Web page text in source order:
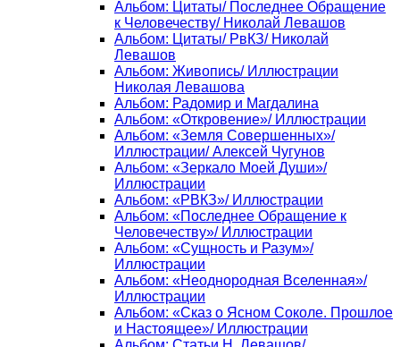
Альбом: Цитаты/ Последнее Обращение
к Человечеству/ Николай Левашов
Альбом: Цитаты/ РвКЗ/ Николай
Левашов
Альбом: Живопись/ Иллюстрации
Николая Левашова
Альбом: Радомир и Магдалина
Альбом: «Откровение»/ Иллюстрации
Альбом: «Земля Совершенных»/
Иллюстрации/ Алексей Чугунов
Альбом: «Зеркало Моей Души»/
Иллюстрации
Альбом: «РВКЗ»/ Иллюстрации
Альбом: «Последнее Обращение к
Человечеству»/ Иллюстрации
Альбом: «Сущность и Разум»/
Иллюстрации
Альбом: «Неоднородная Вселенная»/
Иллюстрации
Альбом: «Сказ о Ясном Соколе. Прошлое
и Настоящее»/ Иллюстрации